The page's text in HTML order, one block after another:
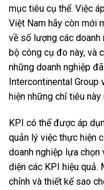
mục tiêu cụ thể. Việc
Việt Nam hãy còn mới
về số lượng các doanh
bộ công cụ đo này, và
những doanh nghiệp
Intercontinental Group
hiện những chỉ tiêu
KPI có thể được áp
quản lý việc thực hiện
doanh nghiệp lựa
diện các KPI hiệu
chỉnh và thiết kế sao